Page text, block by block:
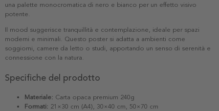
una palette monocromatica di nero e bianco per un effetto visivo
potente.
Il mood suggerisce tranquillità e contemplazione, ideale per spazi
moderni e minimali. Questo poster si adatta a ambienti come
soggiorni, camere da letto o studi, apportando un senso di serenità e
connessione con la natura.
Specifiche del prodotto
Materiale: Carta opaca premium 240g
Formati: 21×30 cm (A4), 30×40 cm, 50×70 cm